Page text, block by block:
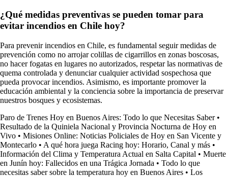
¿Qué medidas preventivas se pueden tomar para
evitar incendios en Chile hoy?
Para prevenir incendios en Chile, es fundamental seguir medidas de
prevención como no arrojar colillas de cigarrillos en zonas boscosas,
no hacer fogatas en lugares no autorizados, respetar las normativas de
quema controlada y denunciar cualquier actividad sospechosa que
pueda provocar incendios. Asimismo, es importante promover la
educación ambiental y la conciencia sobre la importancia de preservar
nuestros bosques y ecosistemas.
Paro de Trenes Hoy en Buenos Aires: Todo lo que Necesitas Saber•
Resultado de la Quiniela Nacional y Provincia Nocturna de Hoy en
Vivo • Misiones Online: Noticias Policiales de Hoy en San Vicente y
Montecarlo • A qué hora juega Racing hoy: Horario, Canal y más •
Información del Clima y Temperatura Actual en Salta Capital • Muerte
en Junín hoy: Fallecidos en una Trágica Jornada • Todo lo que
necesitas saber sobre la temperatura hoy en Buenos Aires • Los